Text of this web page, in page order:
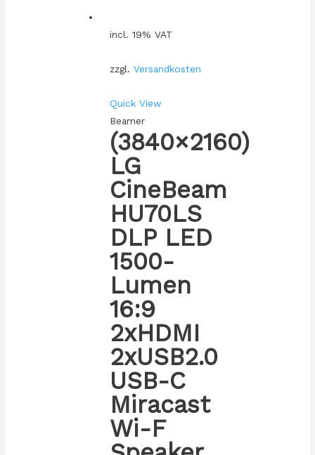
incl. 19% VAT
zzgl. Versandkosten
Quick View
Beamer
(3840×2160)
LG
CineBeam
HU70LS
DLP LED
1500-
Lumen
16:9
2xHDMI
2xUSB2.0
USB-C
Miracast
Wi-F